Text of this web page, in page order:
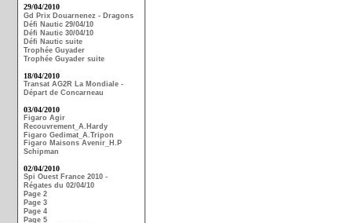
29/04/2010
Gd Prix Douarnenez - Dragons
Défi Nautic 29/04/10
Défi Nautic 30/04/10
Défi Nautic suite
Trophée Guyader
Trophée Guyader suite
18/04/2010
Transat AG2R La Mondiale -
Départ de Concarneau
03/04/2010
Figaro Agir
Recouvrement_A.Hardy
Figaro Gedimat_A.Tripon
Figaro Maisons Avenir_H.P
Schipman
02/04/2010
Spi Ouest France 2010 -
Régates du 02/04/10
Page 2
Page 3
Page 4
Page 5